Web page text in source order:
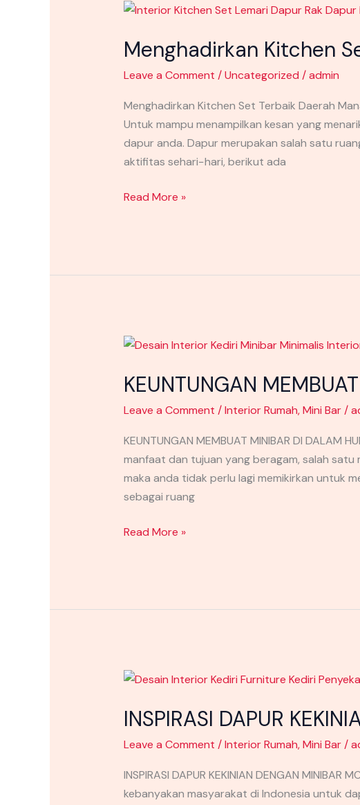
Menghadirkan Kitchen
Leave a Comment /Uncategorized /admin
Menghadirkan Kitchen Set Terbaik Daerah
Untuk mampu menampilkan kesan yang
dapur anda. Dapur merupakan salah satu
aktifitas sehari−hari, berikut ada
Menghadirkan
Set
Daerah
Manatuto
Timor
Leste
Read More »
KEUNTUNGAN
Leave a Comment /Interior Rumah,Mini Bar/
KEUNTUNGAN MEMBUAT MINIBAR DI
manfaat dan tujuan yang beragam, salah
maka anda tidak perlu lagi memikirkan untuk
sebagai ruang
KEUNTUNGAN
MINIBAR
DALAM
HUNIAN
ANDA
Read More »
INSPIRASI DAPUR
Leave a Comment /Interior Rumah,Mini Bar/
INSPIRASI DAPUR KEKINIAN DENGAN
kebanyakan masyarakat di Indonesia untuk
INSPIRASI
KEKINIAN
MINIBAR
MODERN